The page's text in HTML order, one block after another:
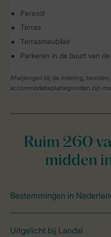
Parasol
Terras
Terrasmeubilair
Parkeren in de buurt van
Afwijkingen bij de indeling,
accommodatieplattegronden zijn
Ruim 260
midden
Bestemmingen in
Uitgelicht bij Landal